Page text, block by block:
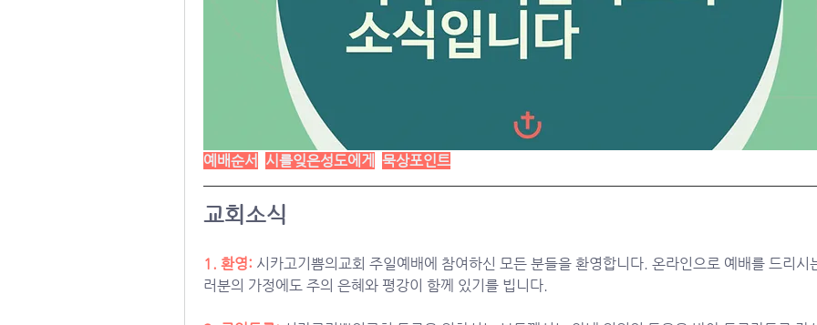
예배순서 시를잊은성도에게 묵상포인트
교회소식
1. 환영: 시카고기쁨의교회 주일예배에 참여하신 모든 분들을 환영합니다. 온라인으로 예배를 드리시
러분의 가정에도 주의 은혜와 평강이 함께 있기를 빕니다.